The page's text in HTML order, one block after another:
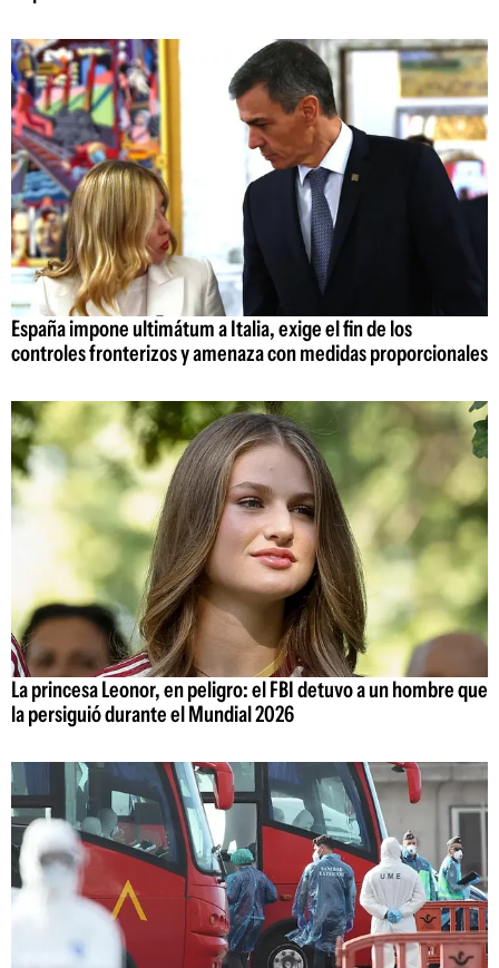
España impone ultimátum a Italia, exige el fin de los
controles fronterizos y amenaza con medidas proporcionales
La princesa Leonor, en peligro: el FBI detuvo a un hombre que
la persiguió durante el Mundial 2026